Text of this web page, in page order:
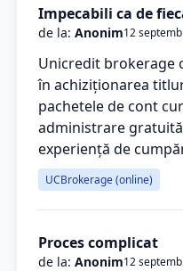
Impecabili ca de
de la: Anonim12
Unicredit brokerage
în achiziționarea
pachetele de cont
administrare
experiență de
UCBrokerage (online)
Proces complicat
de la: Anonim12